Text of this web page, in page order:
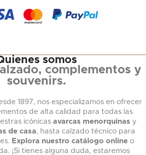
somos
complementos y
souvenirs.
1897, nos especializamos en ofrecer
de alta calidad para todas las
icónicas avarcas menorquinas y
de casa, hasta calzado técnico para
Explora nuestro catálogo online o
¡Si tienes alguna duda, estaremos